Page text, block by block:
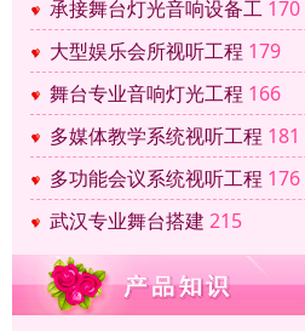
承接舞台灯光音响设备工 170
大型娱乐会所视听工程 179
舞台专业音响灯光工程 166
多媒体教学系统视听工程 181
多功能会议系统视听工程 176
武汉专业舞台搭建 215